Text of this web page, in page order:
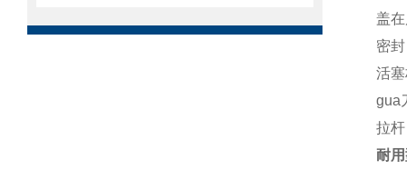
盖
密
活
gua
拉
耐